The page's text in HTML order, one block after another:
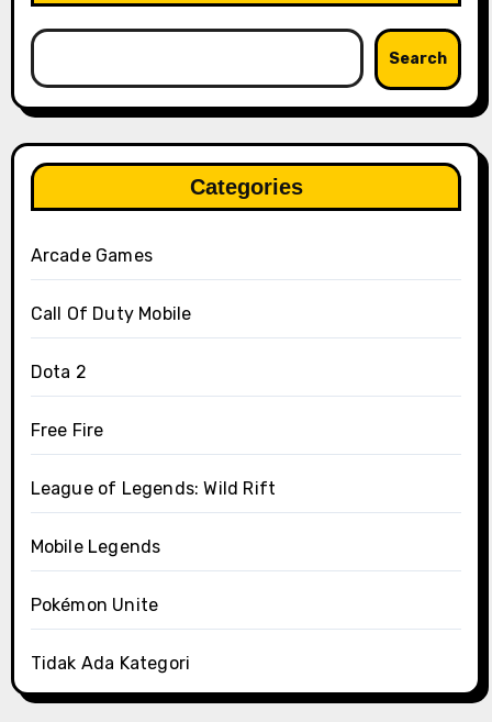
Search
Categories
Arcade Games
Call Of Duty Mobile
Dota 2
Free Fire
League of Legends: Wild Rift
Mobile Legends
Pokémon Unite
Tidak Ada Kategori